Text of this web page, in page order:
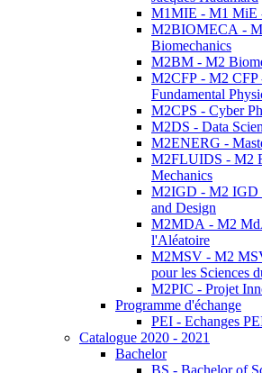
M1MIE - M1 MiE
M2BIOMECA -
Biomechanics
M2BM - M2
M2CFP - M2 CFP
Fundamental
M2CPS - Cyber
M2DS - Data
M2ENERG -
M2FLUIDS - M2
Mechanics
M2IGD - M2 IGD
and Design
M2MDA - M2
l'Aléatoire
M2MSV - M2
pour les Sciences
M2PIC - Projet
Programme d'échange
PEI - Echanges
Catalogue 2020 - 2021
Bachelor
BS - Bachelor of